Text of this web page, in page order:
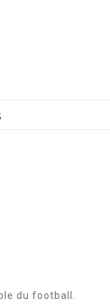
du football.